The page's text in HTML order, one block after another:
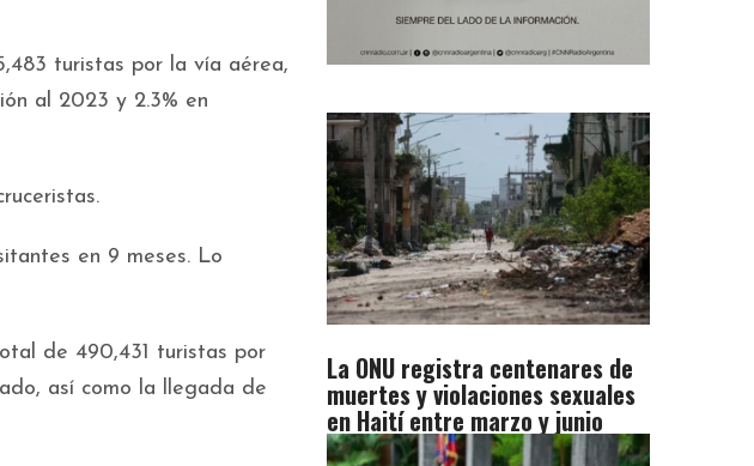
turistas por la vía aérea,
al 2023 y 2.3% en
en 9 meses. Lo
de 490,431 turistas por
así como la llegada de
La ONU registra centenares de
muertes y violaciones sexuales
en Haití entre marzo y junio